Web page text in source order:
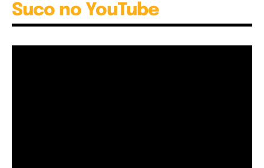
Suco no YouTube